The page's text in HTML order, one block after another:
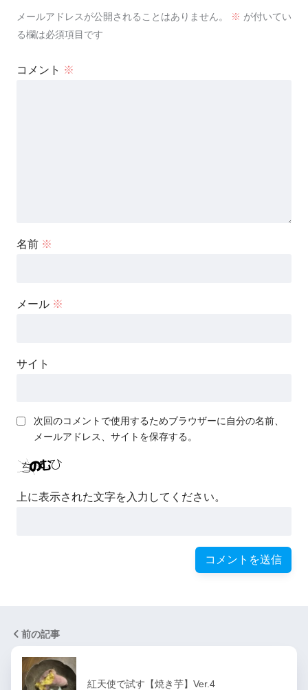
メールアドレスが公開されることはありません。 ※ が付いてい
る欄は必須項目です
コメント ※
名前 ※
メール ※
サイト
次回のコメントで使用するためブラウザーに自分の名前、
メールアドレス、サイトを保存する。
上に表示された文字を入力してください。
前の記事
紅天使で試す【焼き芋】Ver.4